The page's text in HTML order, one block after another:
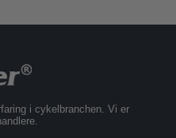
i cykelbranchen. Vi er